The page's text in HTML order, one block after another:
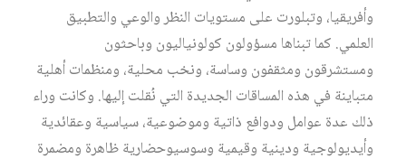
وأفريقيا، وتبلورت على مستويات النظر والوعي والتطبيق
العلمي. كما تبناها مسؤولون كولونياليون وباحثون
ومستشرقون ومثقفون وساسة، ونخب محلية، ومنظمات أهلية
متباينة في هذه المساقات الجديدة التي نُقلت إليها. وكانت وراء
ذلك عدة عوامل ودوافع ذاتية وموضوعية، سياسية وعقائدية
وأيديولوجية ودينية وقيمية وسوسيوحضارية ظاهرة ومضمرة